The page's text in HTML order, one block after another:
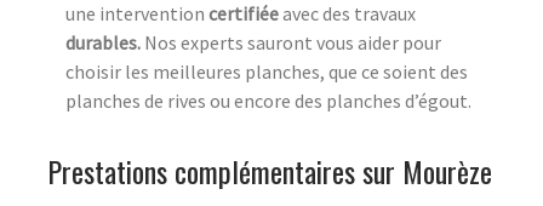
une intervention certifiéeavec des travaux
durables. Nos experts sauront vous aider pour
choisir les meilleures planches, que ce soient des
planches de rives ou encore des planches d’égout.
Prestations complémentaires sur Mourèze